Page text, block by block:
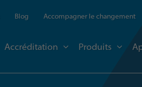
Blog Accompagner le changement
Accréditation Produits